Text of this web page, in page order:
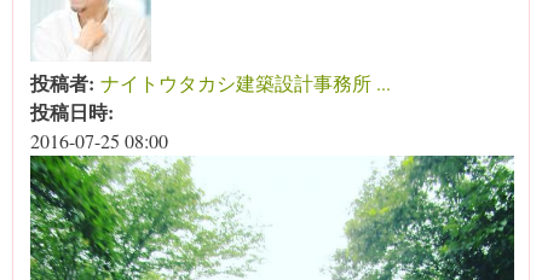
投稿者: ナイトウタカシ建築設計事務所 ...
投稿日時:
2016-07-25 08:00